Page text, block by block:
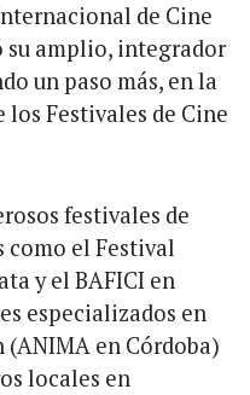
de Cine
su amplio, integrador
un paso más, en la
Festivales de Cine
festivales de
como el Festival
y el BAFICI en
especializados en
en Córdoba)
locales en